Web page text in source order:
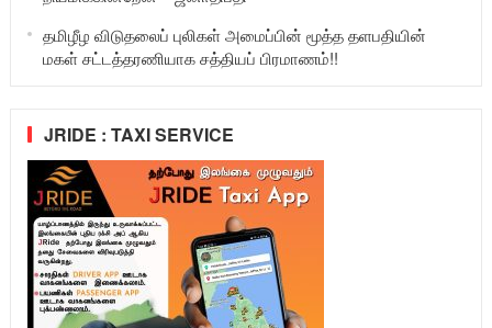
தமிழீழ விடுதலைப் புலிகள் அமைப்பின் மூத்த தளபதியின்
மகள் சட்டத்தரணியாக சத்தியப் பிரமாணம்!!
JRIDE : TAXI SERVICE